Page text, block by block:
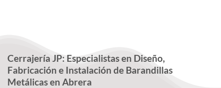
Cerrajería JP: Especialistas en Diseño,
Fabricación e Instalación de Barandillas
Metálicas en Abrera